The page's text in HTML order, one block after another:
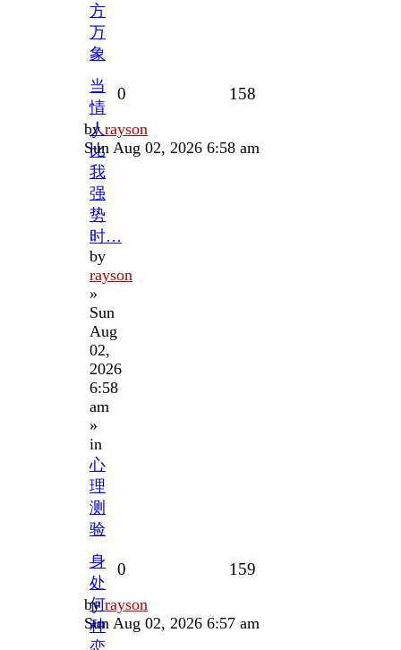
方
万
象
当
情
人
比
我
强
势
时…
by
rayson
»
Sun
Aug
02,
2026
6:58
am
»
in
心
理
测
验
0 158
Last
post
byrayson
Sun Aug 02, 2026 6:58 am
身
处
何
种
0 159
Last
post
byrayson
Sun Aug 02, 2026 6:57 am